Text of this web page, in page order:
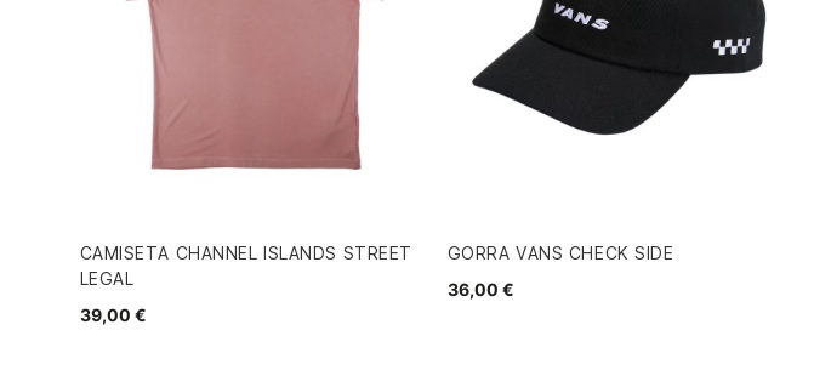
CAMISETA CHANNEL ISLANDS STREET
LEGAL
39,00 €
GORRA VANS CHECK SIDE
36,00 €